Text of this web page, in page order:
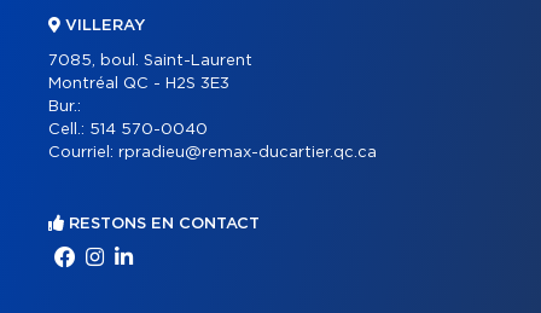
VILLERAY
7085, boul. Saint-Laurent
Montréal QC - H2S 3E3
Bur.:
Cell.: 514 570-0040
Courriel: rpradieu@remax-ducartier.qc.ca
RESTONS EN CONTACT